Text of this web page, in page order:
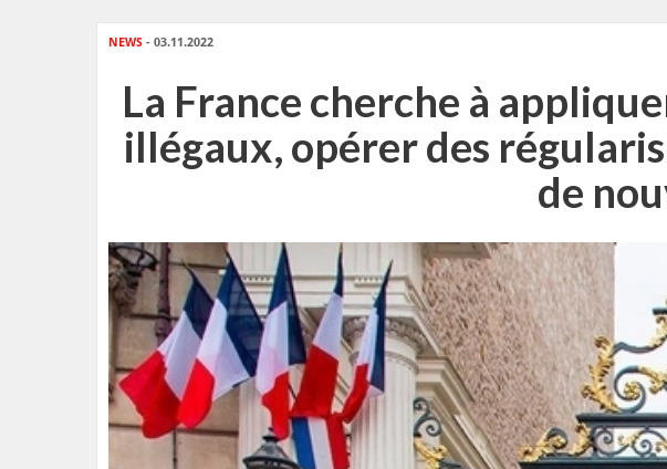
NEWS - 03.11.2022
La France cherche à
illégaux, opérer des
de